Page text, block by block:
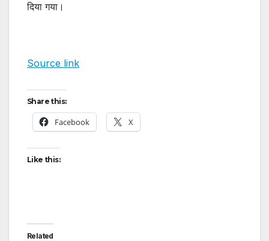
दिया गया।
Source link
Share this:
Facebook X
Like this:
Related